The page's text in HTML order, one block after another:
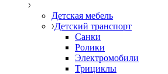
Детская мебель
Детский транспорт
Санки
Ролики
Электромобили
Трициклы